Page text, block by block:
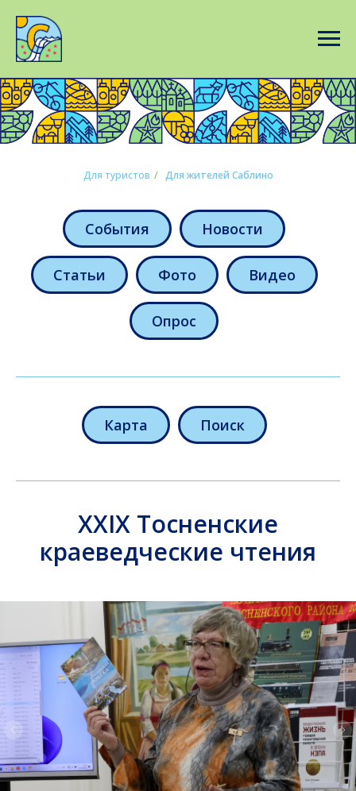
Для туристов / Для жителей Саблино
События Новости
Статьи Фото Видео
Опрос
Карта Поиск
XXIX Тосненские
краеведческие чтения